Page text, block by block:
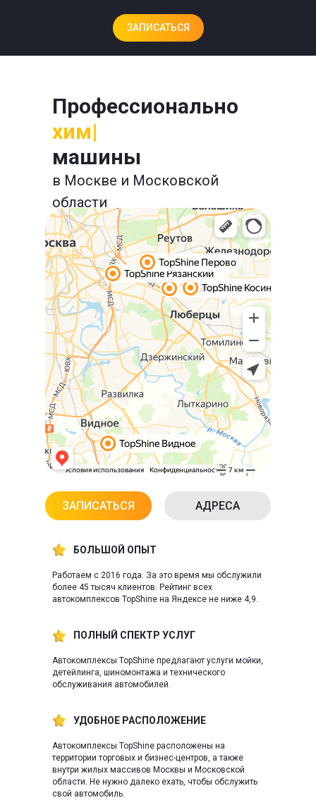
ЗАПИСАТЬСЯ
Работаем с 2016 года. За это время мы обслужили
более 45 тысяч клиентов. Рейтинг всех
автокомплексов TopShine на Яндексе не ниже 4,9.
БОЛЬШОЙ ОПЫТ
Автокомплексы TopShine предлагают услуги мойки,
детейлинга, шиномонтажа и технического
обслуживания автомобилей.
ПОЛНЫЙ СПЕКТР УСЛУГ
Автокомплексы TopShine расположены на
территории торговых и бизнес-центров, а также
внутри жилых массивов Москвы и Московской
области. Не нужно далеко ехать, чтобы обслужить
свой автомобиль.
УДОБНОЕ РАСПОЛОЖЕНИЕ
Профессионально
химчи
машины
ЗАПИСАТЬСЯ АДРЕСА
в Москве и Московской
области